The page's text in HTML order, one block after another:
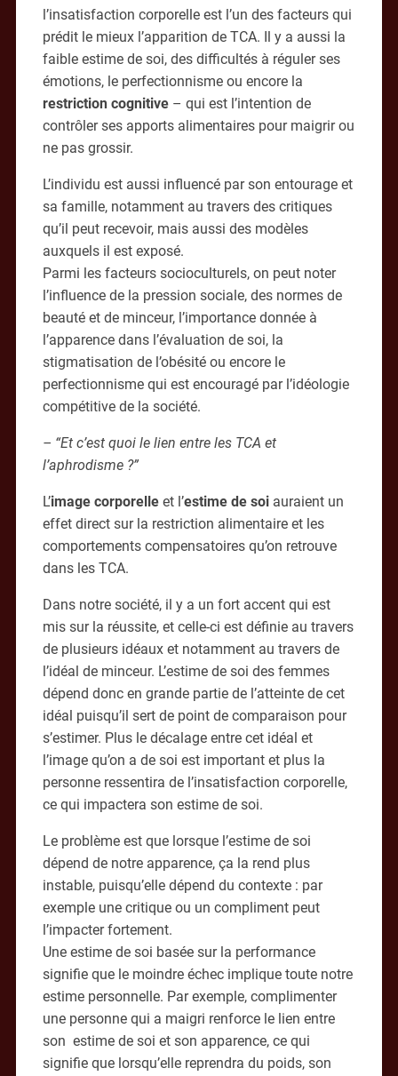
l’insatisfaction corporelle est l’un des facteurs qui
prédit le mieux l’apparition de TCA. Il y a aussi la
faible estime de soi, des difficultés à réguler ses
émotions, le perfectionnisme ou encore la
restriction cognitive– qui est l’intention de
contrôler ses apports alimentaires pour maigrir ou
ne pas grossir.
L’individu est aussi influencé par son entourage et
sa famille, notamment au travers des critiques
qu’il peut recevoir, mais aussi des modèles
auxquels il est exposé.
Parmi les facteurs socioculturels, on peut noter
l’influence de la pression sociale, des normes de
beauté et de minceur, l’importance donnée à
l’apparence dans l’évaluation de soi, la
stigmatisation de l’obésité ou encore le
perfectionnisme qui est encouragé par l’idéologie
compétitive de la société.
– “Et c’est quoi le lien entre les TCA et
l’aphrodisme ?”
L’image corporelleet l’estime de soiauraient un
effet direct sur la restriction alimentaire et les
comportements compensatoires qu’on retrouve
dans les TCA.
Dans notre société, il y a un fort accent qui est
mis sur la réussite, et celle-ci est définie au travers
de plusieurs idéaux et notamment au travers de
l’idéal de minceur. L’estime de soi des femmes
dépend donc en grande partie de l’atteinte de cet
idéal puisqu’il sert de point de comparaison pour
s’estimer. Plus le décalage entre cet idéal et
l’image qu’on a de soi est important et plus la
personne ressentira de l’insatisfaction corporelle,
ce qui impactera son estime de soi.
Le problème est que lorsque l’estime de soi
dépend de notre apparence, ça la rend plus
instable, puisqu’elle dépend du contexte : par
exemple une critique ou un compliment peut
l’impacter fortement.
Une estime de soi basée sur la performance
signifie que le moindre échec implique toute notre
estime personnelle. Par exemple, complimenter
une personne qui a maigri renforce le lien entre
son estime de soi et son apparence, ce qui
signifie que lorsqu’elle reprendra du poids, son